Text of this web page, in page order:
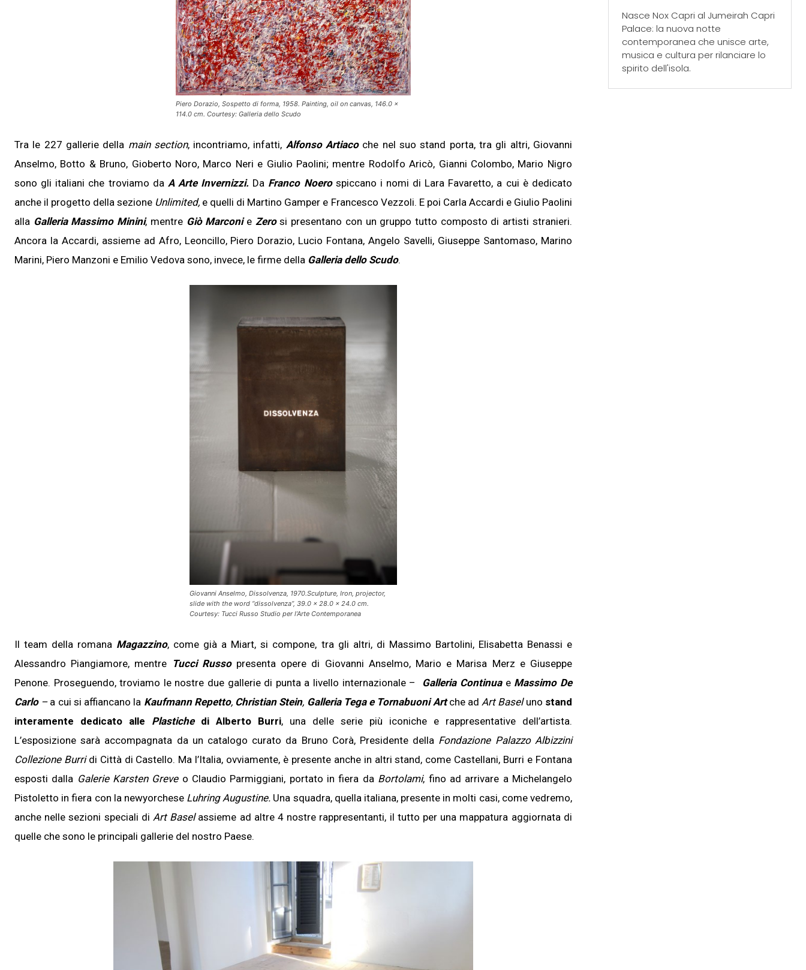
Piero Dorazio, Sospetto di forma, 1958. Painting, oil on canvas, 146.0 ×
114.0 cm. Courtesy: Galleria dello Scudo
Tra le 227 gallerie della main section, incontriamo, infatti, Alfonso Artiacoche nel suo stand porta, tra gli altri, Giovanni
Anselmo, Botto & Bruno, Gioberto Noro, Marco Neri e Giulio Paolini; mentre Rodolfo Aricò, Gianni Colombo, Mario Nigro
sono gli italiani che troviamo da A Arte Invernizzi. Da Franco Noerospiccano i nomi di Lara Favaretto, a cui è dedicato
anche il progetto della sezione Unlimited, e quelli di Martino Gamper e Francesco Vezzoli. E poi Carla Accardi e Giulio Paolini
alla Galleria Massimo Minini, mentre Giò Marconie Zerosi presentano con un gruppo tutto composto di artisti stranieri.
Ancora la Accardi, assieme ad Afro, Leoncillo, Piero Dorazio, Lucio Fontana, Angelo Savelli, Giuseppe Santomaso, Marino
Marini, Piero Manzoni e Emilio Vedova sono, invece, le firme della Galleria dello Scudo.
Giovanni Anselmo, Dissolvenza, 1970.Sculpture, Iron, projector,
slide with the word “dissolvenza”, 39.0 × 28.0 × 24.0 cm.
Courtesy: Tucci Russo Studio per l’Arte Contemporanea
Il team della romana Magazzino, come già a Miart, si compone, tra gli altri, di Massimo Bartolini, Elisabetta Benassi e
Alessandro Piangiamore, mentre Tucci Russo presenta opere di Giovanni Anselmo, Mario e Marisa Merz e Giuseppe
Penone. Proseguendo, troviamo le nostre due gallerie di punta a livello internazionale – Galleria Continuae Massimo De
Carlo– a cui si affiancano la Kaufmann Repetto, Christian Stein, Galleria Tega e Tornabuoni Artche ad Art Basel uno stand
interamente dedicato alle Plastichedi Alberto Burri, una delle serie più iconiche e rappresentative dell’artista.
L’esposizione sarà accompagnata da un catalogo curato da Bruno Corà, Presidente della Fondazione Palazzo Albizzini
Collezione Burridi Città di Castello. Ma l’Italia, ovviamente, è presente anche in altri stand, come Castellani, Burri e Fontana
esposti dalla Galerie Karsten Greveo Claudio Parmiggiani, portato in fiera da Bortolami, fino ad arrivare a Michelangelo
Pistoletto in fiera con la newyorchese Luhring Augustine. Una squadra, quella italiana, presente in molti casi, come vedremo,
anche nelle sezioni speciali diArt Baselassieme ad altre 4 nostre rappresentanti, il tutto per una mappatura aggiornata di
quelle che sono le principali gallerie del nostro Paese.
Nasce Nox Capri al Jumeirah Capri
Palace: la nuova notte
contemporanea che unisce arte,
musica e cultura per rilanciare lo
spirito dell'isola.